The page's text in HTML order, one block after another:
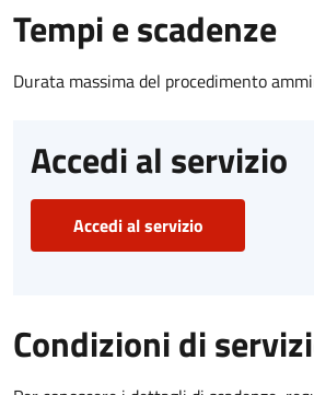
Tempi e scadenze
Durata massima del procedimento
Accedi al servizio
Accedi al servizio
Condizioni di